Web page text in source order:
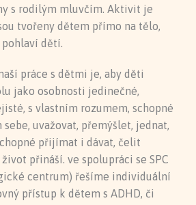
s rodilým mluvčím. Aktivit je
tvořeny dětem přímo na tělo,
dětí.
práce s dětmi je, aby děti
jako osobnosti jedinečné,
s vlastním rozumem, schopné
uvažovat, přemýšlet, jednat,
přijímat i dávat, čelit
přináší. ve spolupráci se SPC
centrum) řešíme individuální
přístup k dětem s ADHD, či